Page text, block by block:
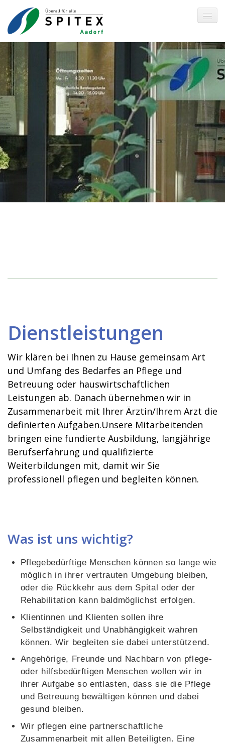
Spitex Aadorf
O P A N
Dienstleistungen
Tarife
Dienstleistungen
Wir klären bei Ihnen zu Hause gemeinsam Art
und Umfang des Bedarfes an Pflege und
Betreuung oder hauswirtschaftlichen
Leistungen ab. Danach übernehmen wir in
Zusammenarbeit mit Ihrer Ärztin/Ihrem Arzt die
definierten Aufgaben.Unsere Mitarbeitenden
bringen eine fundierte Ausbildung, langjährige
Berufserfahrung und qualifizierte
Weiterbildungen mit, damit wir Sie
professionell pflegen und begleiten können.
Was ist uns wichtig?
Pflegebedürftige Menschen können so lange wie
möglich in ihrer vertrauten Umgebung bleiben,
oder die Rückkehr aus dem Spital oder der
Rehabilitation kann baldmöglichst erfolgen.
Klientinnen und Klienten sollen ihre
Selbständigkeit und Unabhängigkeit wahren
können. Wir begleiten sie dabei unterstützend.
Angehörige, Freunde und Nachbarn von pflege-
oder hilfsbedürftigen Menschen wollen wir in
ihrer Aufgabe so entlasten, dass sie die Pflege
und Betreuung bewältigen können und dabei
gesund bleiben.
Wir pflegen eine partnerschaftliche
Zusammenarbeit mit allen Beteiligten. Eine